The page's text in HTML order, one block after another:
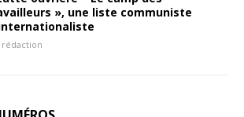
», une liste communiste
rédaction